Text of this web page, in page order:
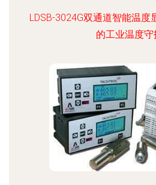
LDSB-3024G双通道智能温度
的工业温度守